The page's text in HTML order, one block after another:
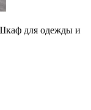
для одежды и